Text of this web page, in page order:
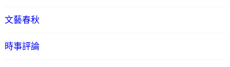
文藝春秋
時事評論